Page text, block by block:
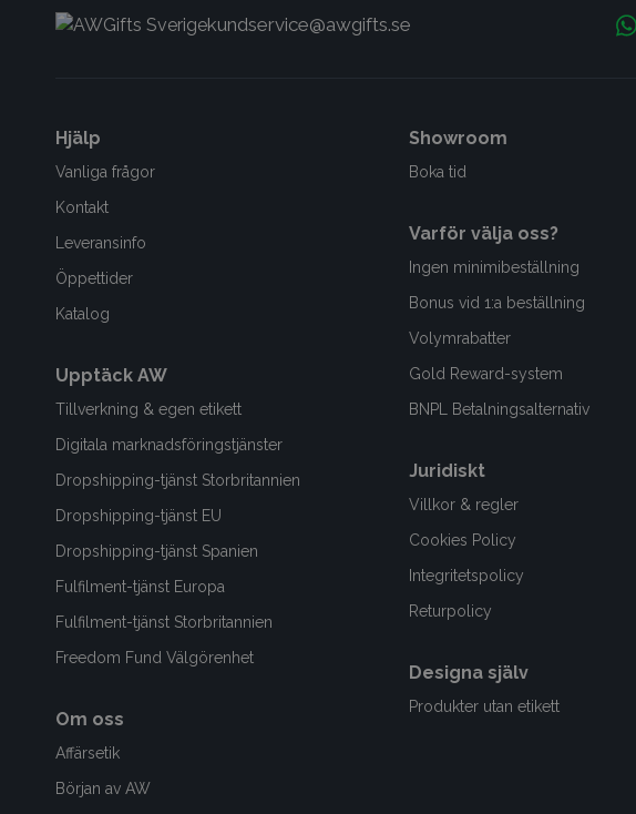
kundservice@awgifts.se
Hjälp
Vanliga frågor
Kontakt
Leveransinfo
Öppettider
Katalog
Upptäck AW
Tillverkning & egen etikett
Digitala marknadsföringstjänster
Dropshipping-tjänst Storbritannien
Dropshipping-tjänst EU
Dropshipping-tjänst Spanien
Fulfilment-tjänst Europa
Fulfilment-tjänst Storbritannien
Freedom Fund Välgörenhet
Om oss
Affärsetik
Början av AW
Showroom
Boka tid
Varför välja oss?
Ingen minimibeställning
Bonus vid 1:a beställning
Volymrabatter
Gold Reward-system
BNPL Betalningsalternativ
Juridiskt
Villkor & regler
Cookies Policy
Integritetspolicy
Returpolicy
Designa själv
Produkter utan etikett